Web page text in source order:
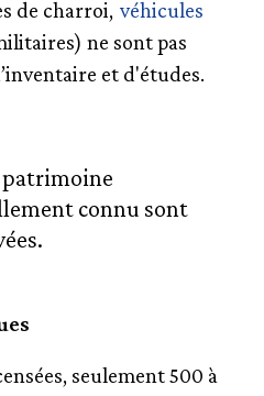
de charroi, véhicules
ne sont pas
et d'études.
connu sont
seulement 500 à